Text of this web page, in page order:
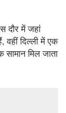
दौर में जहां
वहीं दिल्ली में एक
मिल जाता